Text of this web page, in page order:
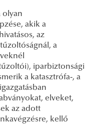
olyan
akik a
az
a
iparbiztonsági
a katasztrófa-, a
elveket,
az adott
kellő